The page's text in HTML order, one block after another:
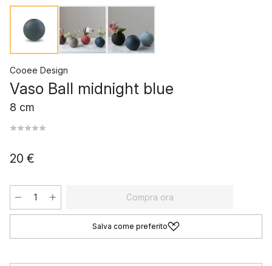
Cooee Design
Vaso Ball midnight blue
8 cm
20 €
Compra ora
Salva come preferito